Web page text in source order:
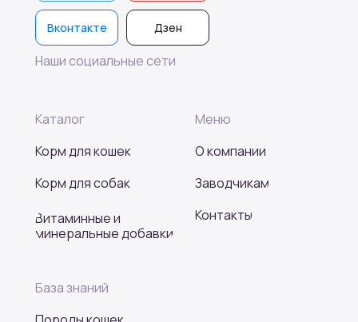
База знаний
О компании
Контакты
Заводчикам
Каталог
Корм для кошек
Корм для собак
Витаминные и
минеральные добавки
Меню
Наши социальные сети
Дзен
Вконтакте